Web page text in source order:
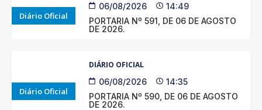
Diário Oficial
06/08/2026
14:49
PORTARIA Nº 591, DE 06 DE AGOSTO
DE 2026.
Diário Oficial
DIÁRIO OFICIAL
06/08/2026
14:35
PORTARIA Nº 590, DE 06 DE AGOSTO
DE 2026.